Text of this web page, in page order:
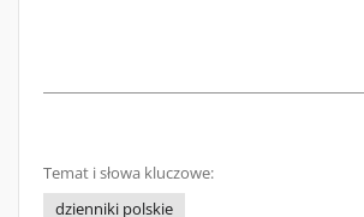
Temat i słowa kluczowe:
dzienniki polskie